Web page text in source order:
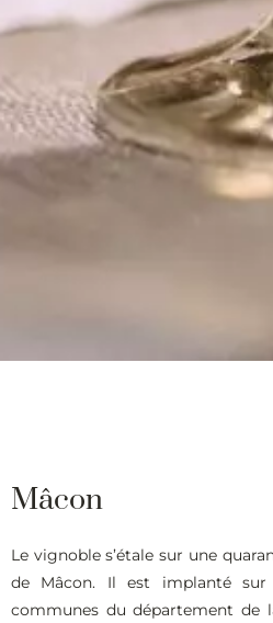
Mâcon
Le vignoble s’étale sur une
de Mâcon. Il est implanté
communes du département de